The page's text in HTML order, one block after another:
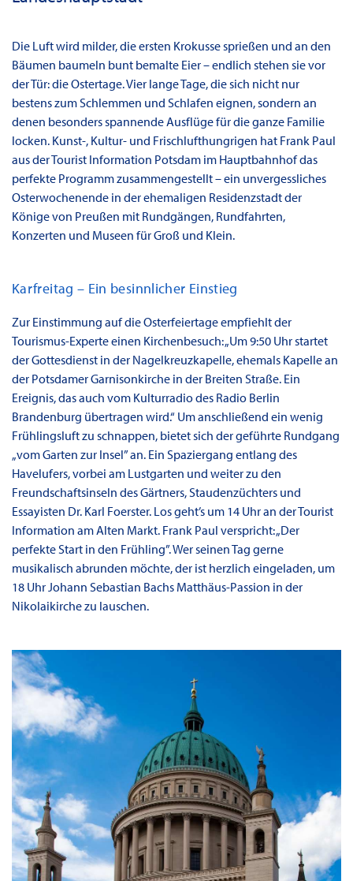
Die Luft wird milder, die ersten Krokusse sprießen und an den
Bäumen baumeln bunt bemalte Eier – endlich stehen sie vor
der Tür: die Ostertage. Vier lange Tage, die sich nicht nur
bestens zum Schlemmen und Schlafen eignen, sondern an
denen besonders spannende Ausflüge für die ganze Familie
locken. Kunst-, Kultur- und Frischlufthungrigen hat Frank Paul
aus der Tourist Information Potsdam im Hauptbahnhof das
perfekte Programm zusammengestellt – ein unvergessliches
Osterwochenende in der ehemaligen Residenzstadt der
Könige von Preußen mit Rundgängen, Rundfahrten,
Konzerten und Museen für Groß und Klein.
Karfreitag – Ein besinnlicher Einstieg
Zur Einstimmung auf die Osterfeiertage empfiehlt der
Tourismus-Experte einen Kirchenbesuch: „Um 9:50 Uhr startet
der Gottesdienst in der Nagelkreuzkapelle, ehemals Kapelle an
der Potsdamer Garnisonkirche in der Breiten Straße. Ein
Ereignis, das auch vom Kulturradio des Radio Berlin
Brandenburg übertragen wird.“ Um anschließend ein wenig
Frühlingsluft zu schnappen, bietet sich der geführte Rundgang
„vom Garten zur Insel” an. Ein Spaziergang entlang des
Havelufers, vorbei am Lustgarten und weiter zu den
Freundschaftsinseln des Gärtners, Staudenzüchters und
Essayisten Dr. Karl Foerster. Los geht’s um 14 Uhr an der Tourist
Information am Alten Markt. Frank Paul verspricht: „Der
perfekte Start in den Frühling”. Wer seinen Tag gerne
musikalisch abrunden möchte, der ist herzlich eingeladen, um
18 Uhr Johann Sebastian Bachs Matthäus-Passion in der
Nikolaikirche zu lauschen.